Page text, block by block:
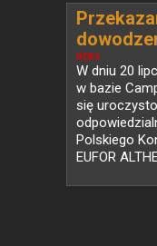
NEWS
PKW...
W dniu 20
w bazie
się
Polskiego
EUFOR